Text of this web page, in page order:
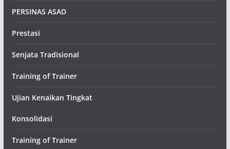
PERSINAS ASAD
Prestasi
Senjata Tradisional
Training of Trainer
Ujian Kenaikan Tingkat
Konsolidasi
Training of Trainer